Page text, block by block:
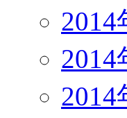
2014
2014
2014